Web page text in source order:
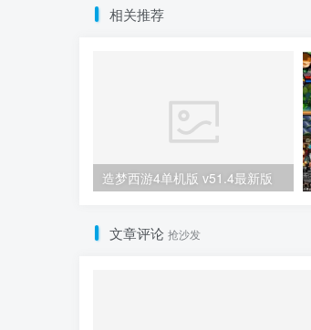
相关推荐
造梦西游4单机版 v51.4最新版
文章评论 抢沙发